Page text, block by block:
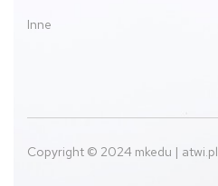
Inne
Copyright © 2024 mkedu | atwi.pl